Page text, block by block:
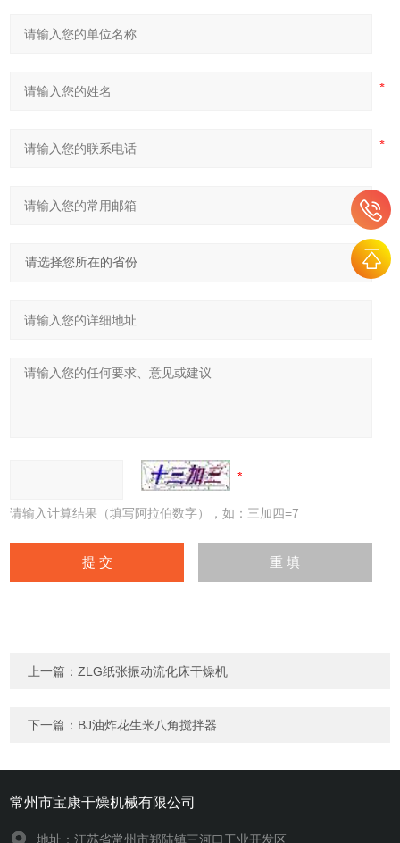
请输入计算结果（填写阿拉伯数字），如：三加四=7
上一篇：ZLG纸张振动流化床干燥机
下一篇： BJ油炸花生米八角搅拌器
常州市宝康干燥机械有限公司
地址：江苏省常州市郑陆镇三河口工业开发区